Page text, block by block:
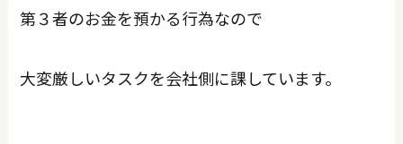
第３者のお金を預かる行為なので
大変厳しいタスクを会社側に課しています。